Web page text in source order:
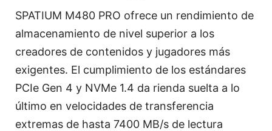
SPATIUM M480 PRO ofrece un rendimiento de
almacenamiento de nivel superior a los
creadores de contenidos y jugadores más
exigentes. El cumplimiento de los estándares
PCIe Gen 4 y NVMe 1.4 da rienda suelta a lo
último en velocidades de transferencia
extremas de hasta 7400 MB/s de lectura